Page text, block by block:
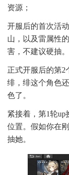
资源；
开服后的首次活
山，以及雷属性
害，不建议硬抽。
正式开服后的第2
绯，绯这个角色
色了。
紧接着，第1轮up
位置。假如你在
抽她。